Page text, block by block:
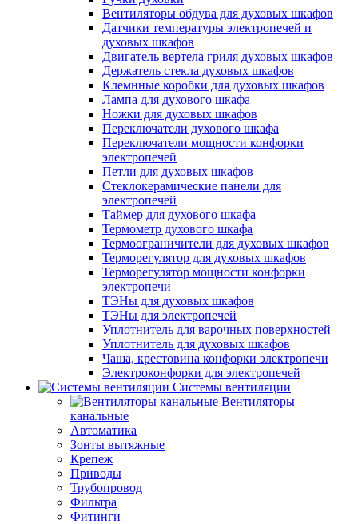
Вентиляторы обдува для духовых шкафов
Датчики температуры электропечей и
духовых шкафов
Двигатель вертела гриля духовых шкафов
Держатель стекла духовых шкафов
Клемнные коробки для духовых шкафов
Лампа для духового шкафа
Ножки для духовых шкафов
Переключатели духового шкафа
Переключатели мощности конфорки
электропечей
Петли для духовых шкафов
Стеклокерамические панели для
электропечей
Таймер для духового шкафа
Термометр духового шкафа
Термоограничители для духовых шкафов
Терморегулятор для духовых шкафов
Терморегулятор мощности конфорки
электропечи
ТЭНы для духовых шкафов
ТЭНы для электропечей
Уплотнитель для варочных поверхностей
Уплотнитель для духовых шкафов
Чаша, крестовина конфорки электропечи
Электроконфорки для электропечей
Системы вентиляции
Вентиляторы
канальные
Автоматика
Зонты вытяжные
Крепеж
Приводы
Трубопровод
Фильтра
Фитинги